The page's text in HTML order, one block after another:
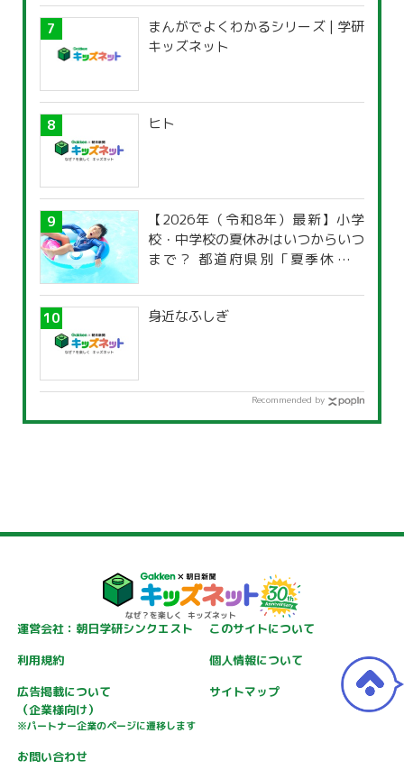
まんがでよくわかるシリーズ | 学研
キッズネット
ヒト
【2026年（令和8年）最新】小学
校・中学校の夏休みはいつからいつ
まで？ 都道府県別「夏季休暇一
身近なふしぎ
Recommended by
運営会社：朝日学研シンクエスト
このサイトについて
利用規約
個人情報について
広告掲載について
（企業様向け）
※パートナー企業のページに遷移します
サイトマップ
お問い合わせ